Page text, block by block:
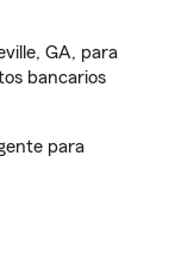
GA, para
bancarios
para